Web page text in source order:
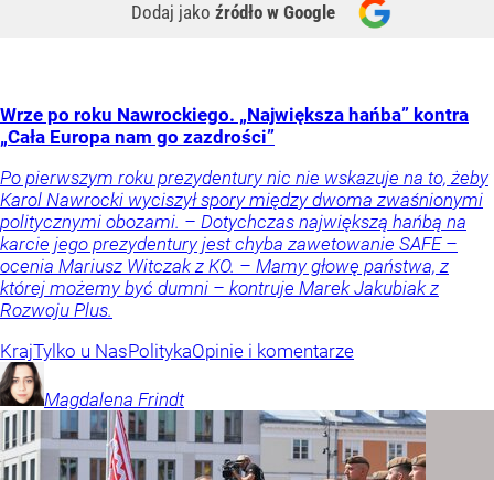
Dodaj jako źródło w Google
Wrze po roku Nawrockiego. „Największa hańba” kontra
„Cała Europa nam go zazdrości”
Po pierwszym roku prezydentury nic nie wskazuje na to, żeby
Karol Nawrocki wyciszył spory między dwoma zwaśnionymi
politycznymi obozami. – Dotychczas największą hańbą na
karcie jego prezydentury jest chyba zawetowanie SAFE –
ocenia Mariusz Witczak z KO. – Mamy głowę państwa, z
której możemy być dumni – kontruje Marek Jakubiak z
Rozwoju Plus.
KrajTylko u NasPolitykaOpinie i komentarze
Magdalena Frindt